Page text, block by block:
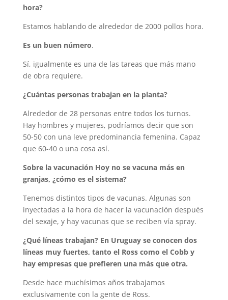
hora?
Estamos hablando de alrededor de 2000 pollos hora.
Es un buen número.
Sí, igualmente es una de las tareas que más mano
de obra requiere.
¿Cuántas personas trabajan en la planta?
Alrededor de 28 personas entre todos los turnos.
Hay hombres y mujeres, podríamos decir que son
50-50 con una leve predominancia femenina. Capaz
que 60-40 o una cosa así.
Sobre la vacunación Hoy no se vacuna más en
granjas, ¿cómo es el sistema?
Tenemos distintos tipos de vacunas. Algunas son
inyectadas a la hora de hacer la vacunación después
del sexaje, y hay vacunas que se reciben vía spray.
¿Qué líneas trabajan? En Uruguay se conocen dos
líneas muy fuertes, tanto el Ross como el Cobb y
hay empresas que prefieren una más que otra.
Desde hace muchísimos años trabajamos
exclusivamente con la gente de Ross.